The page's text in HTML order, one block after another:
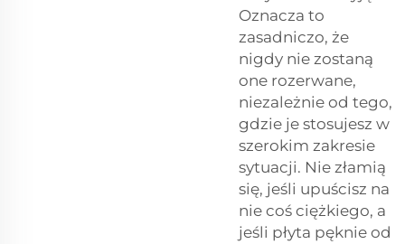
Oznacza to
zasadniczo, że
nigdy nie zostaną
one rozerwane,
niezależnie od tego,
gdzie je stosujesz w
szerokim zakresie
sytuacji. Nie złamią
się, jeśli upuścisz na
nie coś ciężkiego, a
jeśli płyta pęknie od